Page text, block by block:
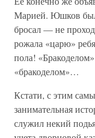
Марией. Юшков был
бросал — не
рожала «царю»
пола!
«бракоделом»…
Кстати, с этим
занимательная
служил некий